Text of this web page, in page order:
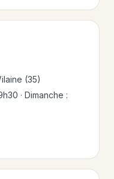
(35)
· Dimanche :